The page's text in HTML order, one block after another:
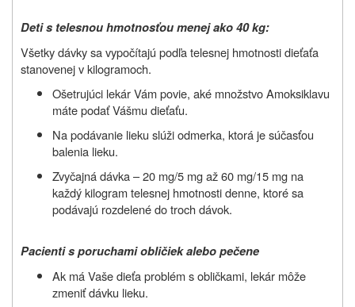
Deti s telesnou hmotnosťou menej ako 40 kg:
Všetky dávky sa vypočítajú podľa telesnej hmotnosti dieťaťa
stanovenej v kilogramoch.
Ošetrujúci lekár Vám povie, aké množstvo Amoksiklavu
máte podať Vášmu dieťaťu.
Na podávanie lieku slúži odmerka, ktorá je súčasťou
balenia lieku.
Zvyčajná dávka – 20 mg/5 mg až 60 mg/15 mg na
každý kilogram telesnej hmotnosti denne, ktoré sa
podávajú rozdelené do troch dávok.
Pacienti s poruchami obličiek alebo pečene
Ak má Vaše dieťa problém s obličkami, lekár môže
zmeniť dávku lieku.